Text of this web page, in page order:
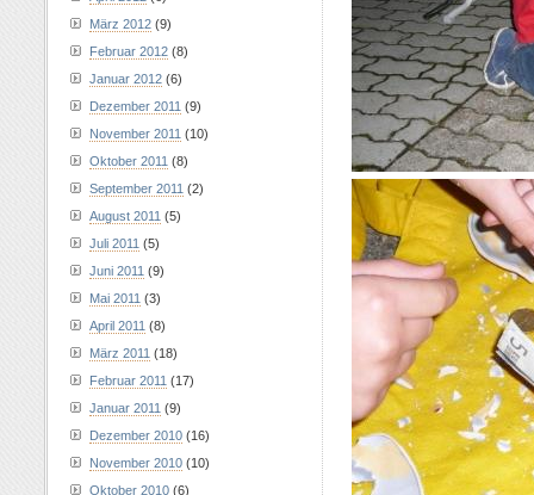
März 2012 (9)
Februar 2012 (8)
Januar 2012 (6)
Dezember 2011 (9)
November 2011 (10)
Oktober 2011 (8)
September 2011 (2)
August 2011 (5)
Juli 2011 (5)
Juni 2011 (9)
Mai 2011 (3)
April 2011 (8)
März 2011 (18)
Februar 2011 (17)
Januar 2011 (9)
Dezember 2010 (16)
November 2010 (10)
Oktober 2010 (6)